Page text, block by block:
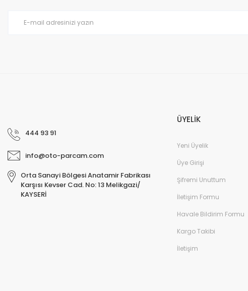
444 93 91
info@oto-parcam.com
Orta Sanayi Bölgesi Anatamir Fabrikası
Karşısı Kevser Cad. No: 13 Melikgazi/
KAYSERİ
ÜYELİK
Yeni Üyelik
Üye Girişi
Şifremi Unuttum
İletişim Formu
Havale Bildirim Formu
Kargo Takibi
İletişim